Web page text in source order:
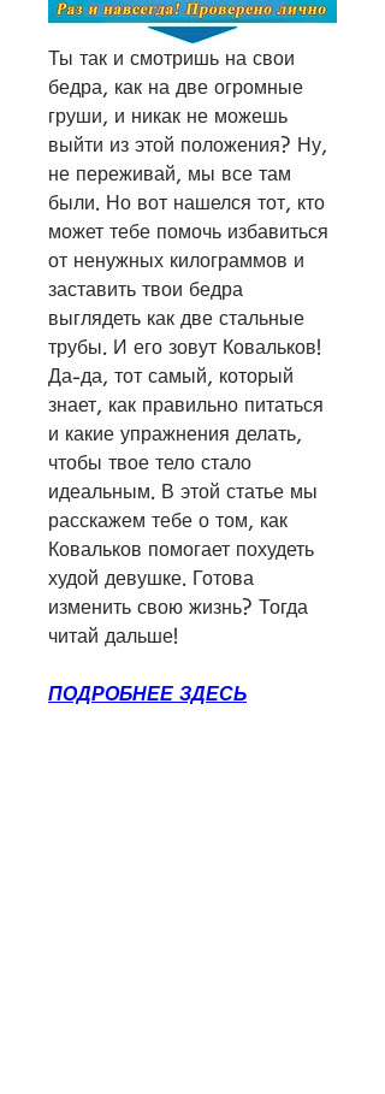
Ты так и смотришь на свои
бедра, как на две огромные
груши, и никак не можешь
выйти из этой положения? Ну,
не переживай, мы все там
были. Но вот нашелся тот, кто
может тебе помочь избавиться
от ненужных килограммов и
заставить твои бедра
выглядеть как две стальные
трубы. И его зовут Ковальков!
Да-да, тот самый, который
знает, как правильно питаться
и какие упражнения делать,
чтобы твое тело стало
идеальным. В этой статье мы
расскажем тебе о том, как
Ковальков помогает похудеть
худой девушке. Готова
изменить свою жизнь? Тогда
читай дальше!
ПОДРОБНЕЕ ЗДЕСЬ